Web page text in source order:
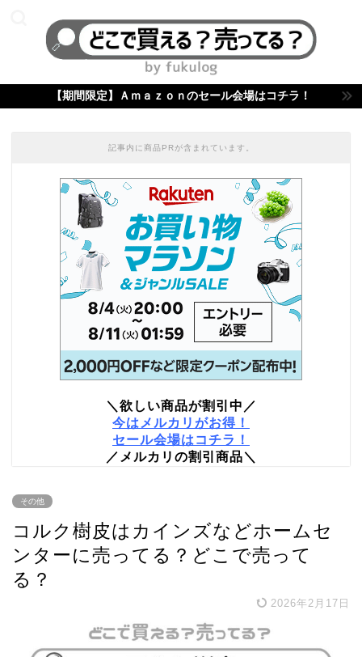
【期間限定】Ａｍａｚｏｎのセール会場はコチラ！
記事内に商品PRが含まれています。
＼欲しい商品が割引中／
今はメルカリがお得！
セール会場はコチラ！
／メルカリの割引商品＼
その他
コルク樹皮はカインズなどホームセ
ンターに売ってる？どこで売って
る？
2026年2月17日